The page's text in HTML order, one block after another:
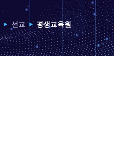
선교 평생교육원